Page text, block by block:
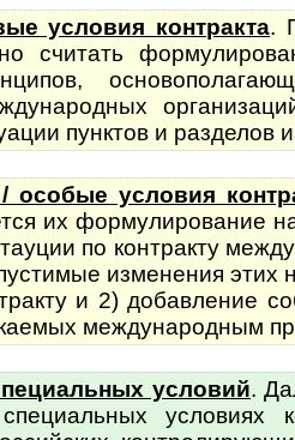
условия контракта.
счи­тать
пунктов и разделов
особые условия
их форму­лиро­вание
по контракту
изменения этих
и 2) добавление
между­народ­ным
условий.
условиях